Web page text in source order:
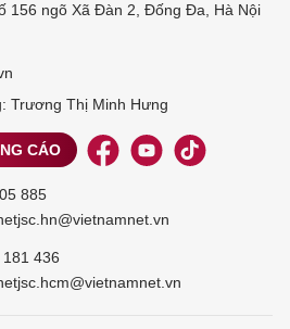
156 ngõ Xã Đàn 2, Đống Đa, Hà Nội
Trương Thị Minh Hưng
CÁO
885
436